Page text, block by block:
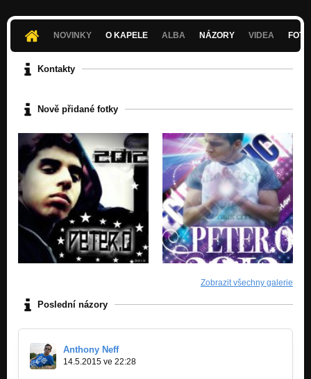
NOVINKY O KAPELE ALBA NÁZORY VIDEA
Kontakty
Nově přidané fotky
Zobrazit všechny galerie
Poslední názory
Anthony Neff
14.5.2015 ve 22:28